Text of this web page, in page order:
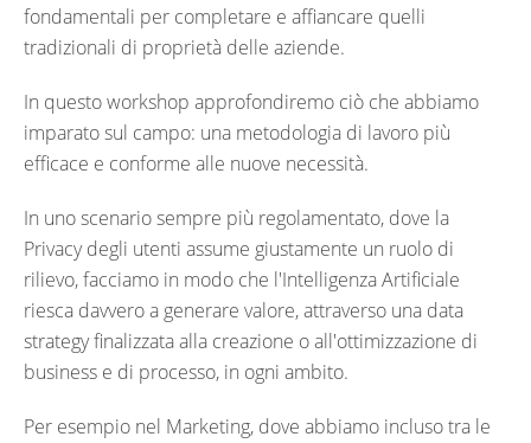
fondamentali per completare e affiancare quelli
tradizionali di proprietà delle aziende.
In questo workshop approfondiremo ciò che abbiamo
imparato sul campo: una metodologia di lavoro più
efficace e conforme alle nuove necessità.
In uno scenario sempre più regolamentato, dove la
Privacy degli utenti assume giustamente un ruolo di
rilievo, facciamo in modo che l'Intelligenza Artificiale
riesca davvero a generare valore, attraverso una data
strategy finalizzata alla creazione o all'ottimizzazione di
business e di processo, in ogni ambito.
Per esempio nel Marketing, dove abbiamo incluso tra le